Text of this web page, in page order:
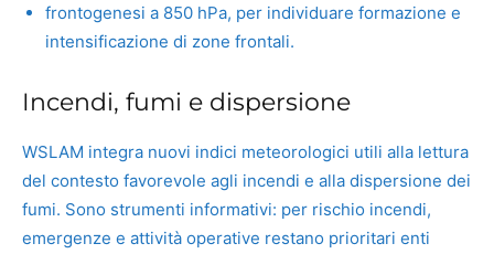
frontogenesi a 850 hPa, per individuare formazione e
intensificazione di zone frontali.
Incendi, fumi e dispersione
WSLAM integra nuovi indici meteorologici utili alla lettura
del contesto favorevole agli incendi e alla dispersione dei
fumi. Sono strumenti informativi: per rischio incendi,
emergenze e attività operative restano prioritari enti